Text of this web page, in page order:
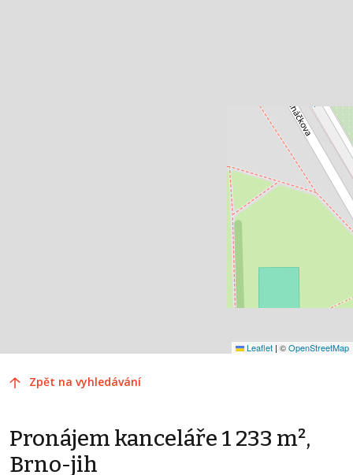
Leaflet | ©OpenStreetMap
Zpět na vyhledávání
Pronájem kanceláře 1 233 m²,
Brno-jih